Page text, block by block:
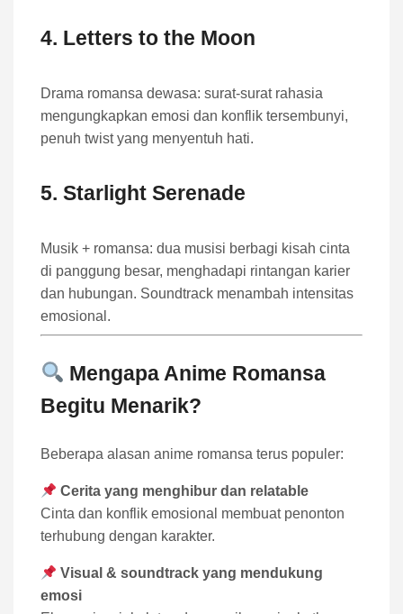
4. Letters to the Moon
Drama romansa dewasa: surat-surat rahasia
mengungkapkan emosi dan konflik tersembunyi,
penuh twist yang menyentuh hati.
5. Starlight Serenade
Musik + romansa: dua musisi berbagi kisah cinta
di panggung besar, menghadapi rintangan karier
dan hubungan. Soundtrack menambah intensitas
emosional.
Mengapa Anime Romansa
Begitu Menarik?
Beberapa alasan anime romansa terus populer:
Cerita yang menghibur dan relatable
Cinta dan konflik emosional membuat penonton
terhubung dengan karakter.
Visual & soundtrack yang mendukung
emosi